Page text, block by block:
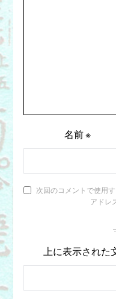
名前※
次回のコメントで使用
アドレ
上に表示された